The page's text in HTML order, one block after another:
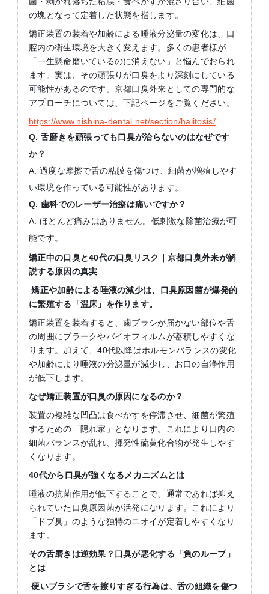
の塊となって定着した状態を指します。
矯正装置の装着や加齢による唾液分泌量の変化は、口
腔内の衛生環境を大きく変えます。多くの患者様が
「一生懸命磨いているのに消えない」と悩んでおられ
ます。実は、その頑張りが口臭をより深刻にしている
可能性があるのです。京都口臭外来としての専門的な
アプローチについては、下記ページをご覧ください。
https://www.nishina-dental.net/section/halitosis/
Q. 舌磨きを頑張っても口臭が治らないのはなぜです
か？
A. 過度な摩擦で舌の粘膜を傷つけ、細菌が増殖しやす
い環境を作っている可能性があります。
Q. 歯科でのレーザー治療は痛いですか？
A. ほとんど痛みはありません。低刺激な除菌治療が可
能です。
矯正中の口臭と40代の口臭リスク｜京都口臭外来が解
説する原因の真実
矯正や加齢による唾液の減少は、口臭原因菌が爆発的
に繁殖する「温床」を作ります。
矯正装置を装着すると、歯ブラシが届かない部位や舌
の周囲にプラークやバイオフィルムが蓄積しやすくな
ります。加えて、40代以降はホルモンバランスの変化
や加齢により唾液の分泌量が減少し、お口の自浄作用
が低下します。
なぜ矯正装置が口臭の原因になるのか？
装置の複雑な凹凸は食べかすを停滞させ、細菌が繁殖
するための「隠れ家」となります。これにより口内の
細菌バランスが乱れ、揮発性硫黄化合物が発生しやす
くなります。
40代から口臭が強くなるメカニズムとは
唾液の抗菌作用が低下することで、通常であれば抑え
られていた口臭原因菌が活発になります。これにより
「ドブ臭」のような独特のニオイが定着しやすくなり
ます。
その舌磨きは逆効果？口臭が悪化する「負のループ」
とは
硬いブラシで舌を擦りすぎる行為は、舌の組織を傷つ